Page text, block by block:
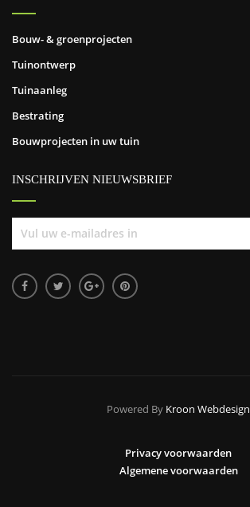
Bouw- & groenprojecten
Tuinontwerp
Tuinaanleg
Bestrating
Bouwprojecten in uw tuin
INSCHRIJVEN NIEUWSBRIEF
Powered By Kroon Webdesign
Privacy voorwaarden
Algemene voorwaarden